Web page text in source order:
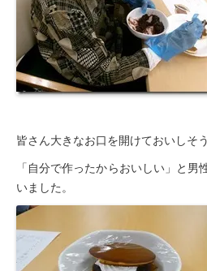
皆さん大きなお口を開けておいしそ
「自分で作ったからおいしい」と男
いました。